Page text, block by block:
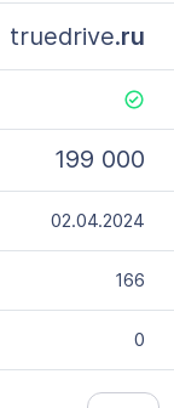
truedrive.ru
199 000
02.04.2024
166
0